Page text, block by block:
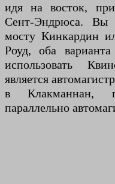
идя на восток,
Сент-Эндрюса. Вы
мосту Кинкардин
Роуд, оба
использовать
является
в Клакманнан,
параллельно